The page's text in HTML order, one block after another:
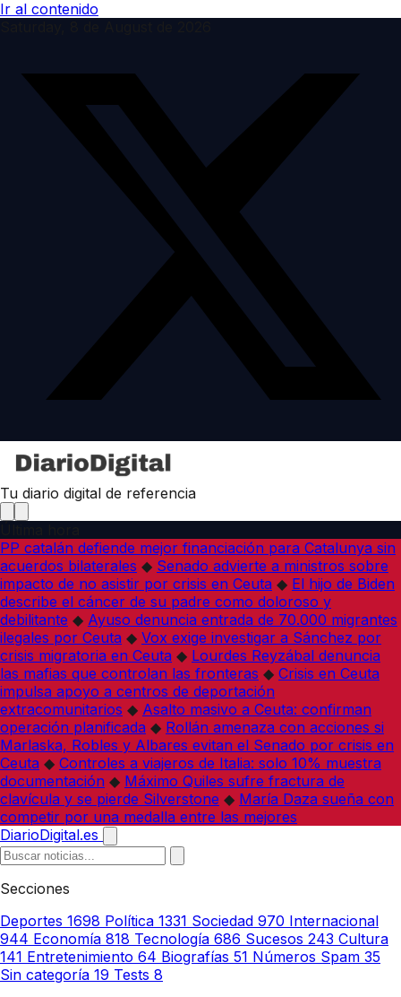
Ir al contenido
Tu diario digital de referencia
PP catalán defiende mejor financiación para Catalunya sin
acuerdos bilaterales ◆ Senado advierte a ministros sobre
impacto de no asistir por crisis en Ceuta ◆ El hijo de Biden
describe el cáncer de su padre como doloroso y
debilitante ◆ Ayuso denuncia entrada de 70.000 migrantes
ilegales por Ceuta ◆ Vox exige investigar a Sánchez por
crisis migratoria en Ceuta ◆ Lourdes Reyzábal denuncia
las mafias que controlan las fronteras ◆ Crisis en Ceuta
impulsa apoyo a centros de deportación
extracomunitarios ◆ Asalto masivo a Ceuta: confirman
operación planificada ◆ Rollán amenaza con acciones si
Marlaska, Robles y Albares evitan el Senado por crisis en
Ceuta ◆ Controles a viajeros de Italia: solo 10% muestra
documentación ◆ Máximo Quiles sufre fractura de
clavícula y se pierde Silverstone ◆ María Daza sueña con
competir por una medalla entre las mejores
DiarioDigital.es
Secciones
Deportes 1698 Política 1331 Sociedad 970 Internacional
944 Economía 818 Tecnología 686 Sucesos 243 Cultura
141 Entretenimiento 64 Biografías 51 Números Spam 35
Sin categoría 19 Tests 8